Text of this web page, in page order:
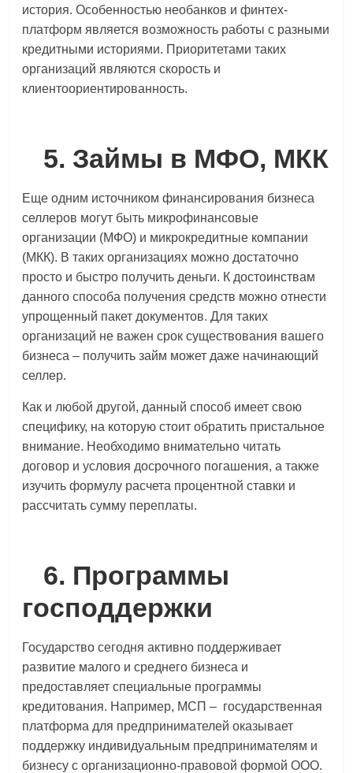
история. Особенностью необанков и финтех-
платформ является возможность работы с разными
кредитными историями. Приоритетами таких
организаций являются скорость и
клиентоориентированность.
5. Займы в МФО, МКК
Еще одним источником финансирования бизнеса
селлеров могут быть микрофинансовые
организации (МФО) и микрокредитные компании
(МКК). В таких организациях можно достаточно
просто и быстро получить деньги. К достоинствам
данного способа получения средств можно отнести
упрощенный пакет документов. Для таких
организаций не важен срок существования вашего
бизнеса – получить займ может даже начинающий
селлер.
Как и любой другой, данный способ имеет свою
специфику, на которую стоит обратить пристальное
внимание. Необходимо внимательно читать
договор и условия досрочного погашения, а также
изучить формулу расчета процентной ставки и
рассчитать сумму переплаты.
6. Программы
господдержки
Государство сегодня активно поддерживает
развитие малого и среднего бизнеса и
предоставляет специальные программы
кредитования. Например, МСП – государственная
платформа для предпринимателей оказывает
поддержку индивидуальным предпринимателям и
бизнесу с организационно-правовой формой ООО.